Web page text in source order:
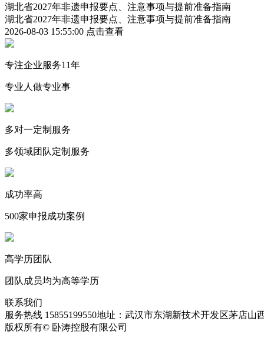
湖北省2027年非遗申报要点、注意事项与提前准备指南
湖北省2027年非遗申报要点、注意事项与提前准备指南
2026-08-03 15:55:00 点击查看
专注企业服务11年
专业人做专业事
多对一定制服务
多领域团队定制服务
成功率高
500家申报成功案例
高学历团队
团队成员均为高等学历
联系我们
服务热线 15855199550地址：武汉市东湖新技术开发区茅店山
版权所有© 卧涛控股有限公司